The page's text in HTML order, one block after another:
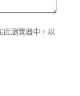
此瀏覽器中，以